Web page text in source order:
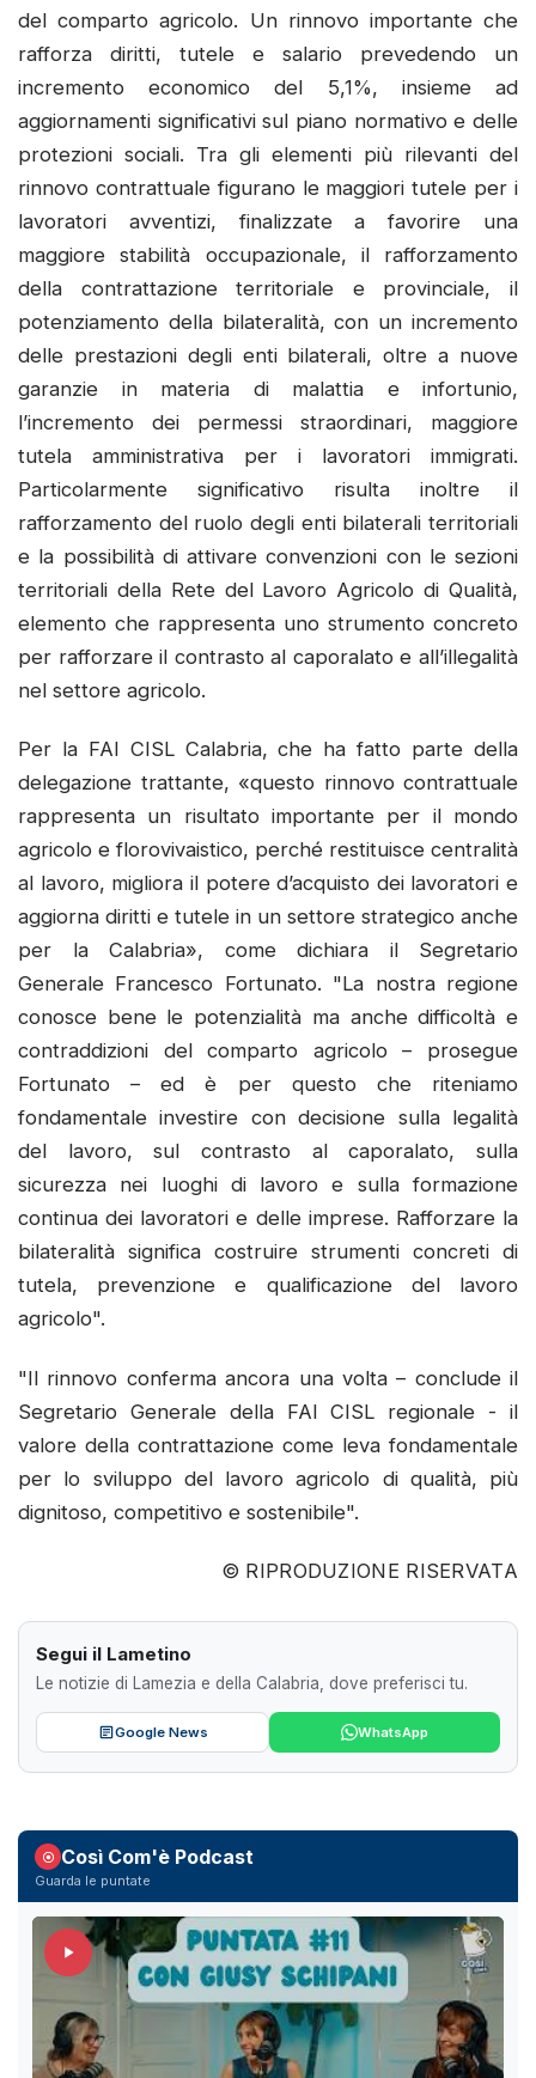
del comparto agricolo. Un rinnovo importante che
rafforza diritti, tutele e salario prevedendo un
incremento economico del 5,1%, insieme ad
aggiornamenti significativi sul piano normativo e delle
protezioni sociali. Tra gli elementi più rilevanti del
rinnovo contrattuale figurano le maggiori tutele per i
lavoratori avventizi, finalizzate a favorire una
maggiore stabilità occupazionale, il rafforzamento
della contrattazione territoriale e provinciale, il
potenziamento della bilateralità, con un incremento
delle prestazioni degli enti bilaterali, oltre a nuove
garanzie in materia di malattia e infortunio,
l’incremento dei permessi straordinari, maggiore
tutela amministrativa per i lavoratori immigrati.
Particolarmente significativo risulta inoltre il
rafforzamento del ruolo degli enti bilaterali territoriali
e la possibilità di attivare convenzioni con le sezioni
territoriali della Rete del Lavoro Agricolo di Qualità,
elemento che rappresenta uno strumento concreto
per rafforzare il contrasto al caporalato e all’illegalità
nel settore agricolo.
Per la FAI CISL Calabria, che ha fatto parte della
delegazione trattante, «questo rinnovo contrattuale
rappresenta un risultato importante per il mondo
agricolo e florovivaistico, perché restituisce centralità
al lavoro, migliora il potere d’acquisto dei lavoratori e
aggiorna diritti e tutele in un settore strategico anche
per la Calabria», come dichiara il Segretario
Generale Francesco Fortunato. "La nostra regione
conosce bene le potenzialità ma anche difficoltà e
contraddizioni del comparto agricolo – prosegue
Fortunato – ed è per questo che riteniamo
fondamentale investire con decisione sulla legalità
del lavoro, sul contrasto al caporalato, sulla
sicurezza nei luoghi di lavoro e sulla formazione
continua dei lavoratori e delle imprese. Rafforzare la
bilateralità significa costruire strumenti concreti di
tutela, prevenzione e qualificazione del lavoro
agricolo".
"Il rinnovo conferma ancora una volta – conclude il
Segretario Generale della FAI CISL regionale - il
valore della contrattazione come leva fondamentale
per lo sviluppo del lavoro agricolo di qualità, più
dignitoso, competitivo e sostenibile".
© RIPRODUZIONE RISERVATA
Segui il Lametino
Le notizie di Lamezia e della Calabria, dove preferisci tu.
Google News WhatsApp
Così Com'è Podcast
Guarda le puntate